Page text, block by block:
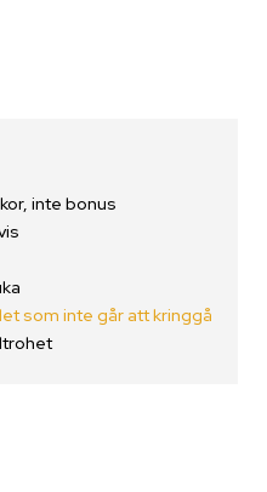
inte bonus
som inte går att kringgå